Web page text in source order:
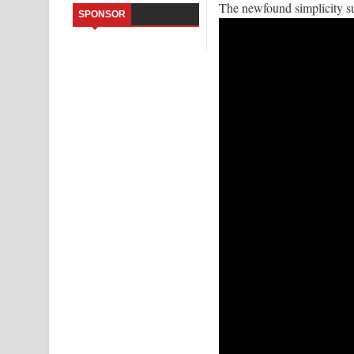
Sandata Duka Hithila Song Lyrics - සඳට දුක හිතිලා
SPONSOR
The newfound simplicity